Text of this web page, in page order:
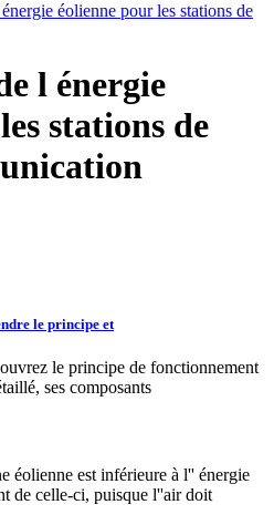
éolienne pour les stations de
l énergie
stations de
le principe et
le principe de fonctionnement
ses composants
éolienne est inférieure à l'' énergie
de celle-ci, puisque l''air doit